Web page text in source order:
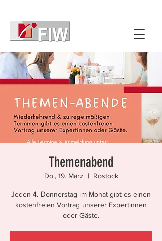
Themenabend
Do., 19. März
  |
Rostock
Jeden 4. Donnerstag im Monat gibt es einen
kostenfreien Vortrag unserer Expertinnen
oder Gäste.